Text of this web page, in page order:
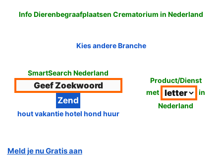
Info Dierenbegraafplaatsen Crematorium in Nederland
Kies andere Branche
SmartSearch Nederland
hout vakantie hotel hond huur
Product/Dienst
met
in
Nederland
Meld je nu Gratis aan